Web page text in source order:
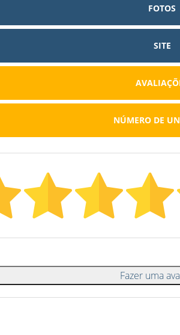
FOTOS
SITE
NÚMERO DE
Fazer uma